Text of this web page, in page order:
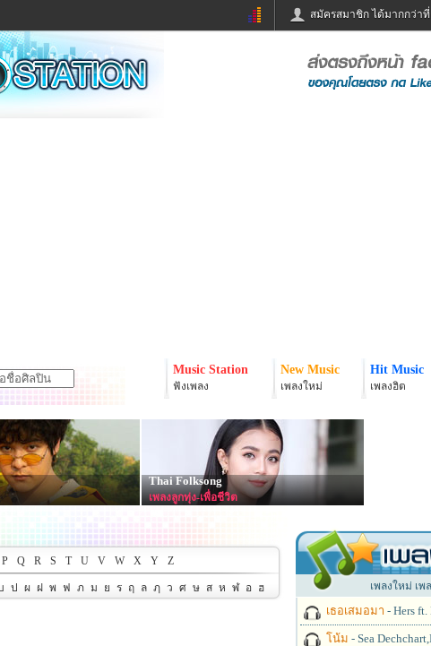
สมัครสมาชิก ได้มากกว่า
ข่าวสั้น
หนังใหม่
ฟัง
หมากรุกไทย
Email
Music Station
ฟังเพลง
New Music
เพลงใหม่
Hit Music
เพลงฮิต
Thai Folksong
เพลงลูกทุ่ง-เพื่อชีวิต
P Q R S T U V W X Y Z
ป ผ ฝ พ ฟ ภ ม ย ร ฤ ล ฦ ว ศ ษ ส ห ฬ อ ฮ เพลงใหม่ เ
เธอเสมอมา - Hers
โน้ม - Sea